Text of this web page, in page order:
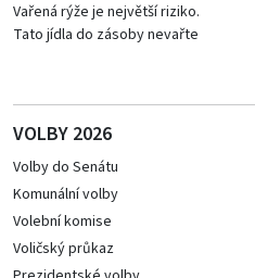
Vařená rýže je největší riziko.
Tato jídla do zásoby nevařte
VOLBY 2026
Volby do Senátu
Komunální volby
Volební komise
Voličský průkaz